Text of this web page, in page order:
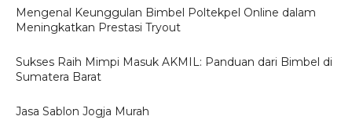
Mengenal Keunggulan Bimbel Poltekpel Online dalam
Meningkatkan Prestasi Tryout
Sukses Raih Mimpi Masuk AKMIL: Panduan dari Bimbel di
Sumatera Barat
Jasa Sablon Jogja Murah